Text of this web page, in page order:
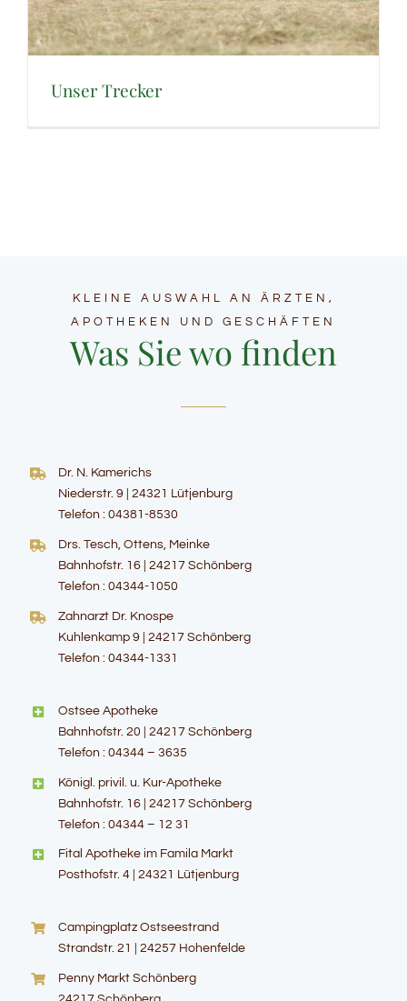
Unser Trecker
KLEINE AUSWAHL AN ÄRZTEN,
APOTHEKEN UND GESCHÄFTEN
Was Sie wo finden
Dr. N. Kamerichs
Niederstr. 9 | 24321 Lütjenburg
Telefon : 04381-8530
Drs. Tesch, Ottens, Meinke
Bahnhofstr. 16 | 24217 Schönberg
Telefon : 04344-1050
Zahnarzt Dr. Knospe
Kuhlenkamp 9 | 24217 Schönberg
Telefon : 04344-1331
Ostsee Apotheke
Bahnhofstr. 20 | 24217 Schönberg
Telefon : 04344 – 3635
Königl. privil. u. Kur-Apotheke
Bahnhofstr. 16 | 24217 Schönberg
Telefon : 04344 – 12 31
Fital Apotheke im Famila Markt
Posthofstr. 4 | 24321 Lütjenburg
Campingplatz Ostseestrand
Strandstr. 21 | 24257 Hohenfelde
Penny Markt Schönberg